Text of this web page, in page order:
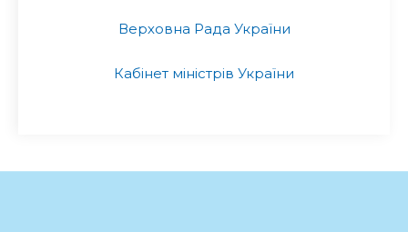
Верховна Рада України
Кабінет міністрів України